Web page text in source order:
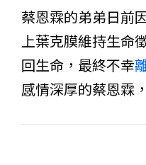
蔡恩霖的弟弟日前
上葉克膜維持生命
回生命，最終不幸
感情深厚的蔡恩霖